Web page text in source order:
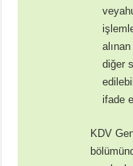
diğer
ifade
KDV